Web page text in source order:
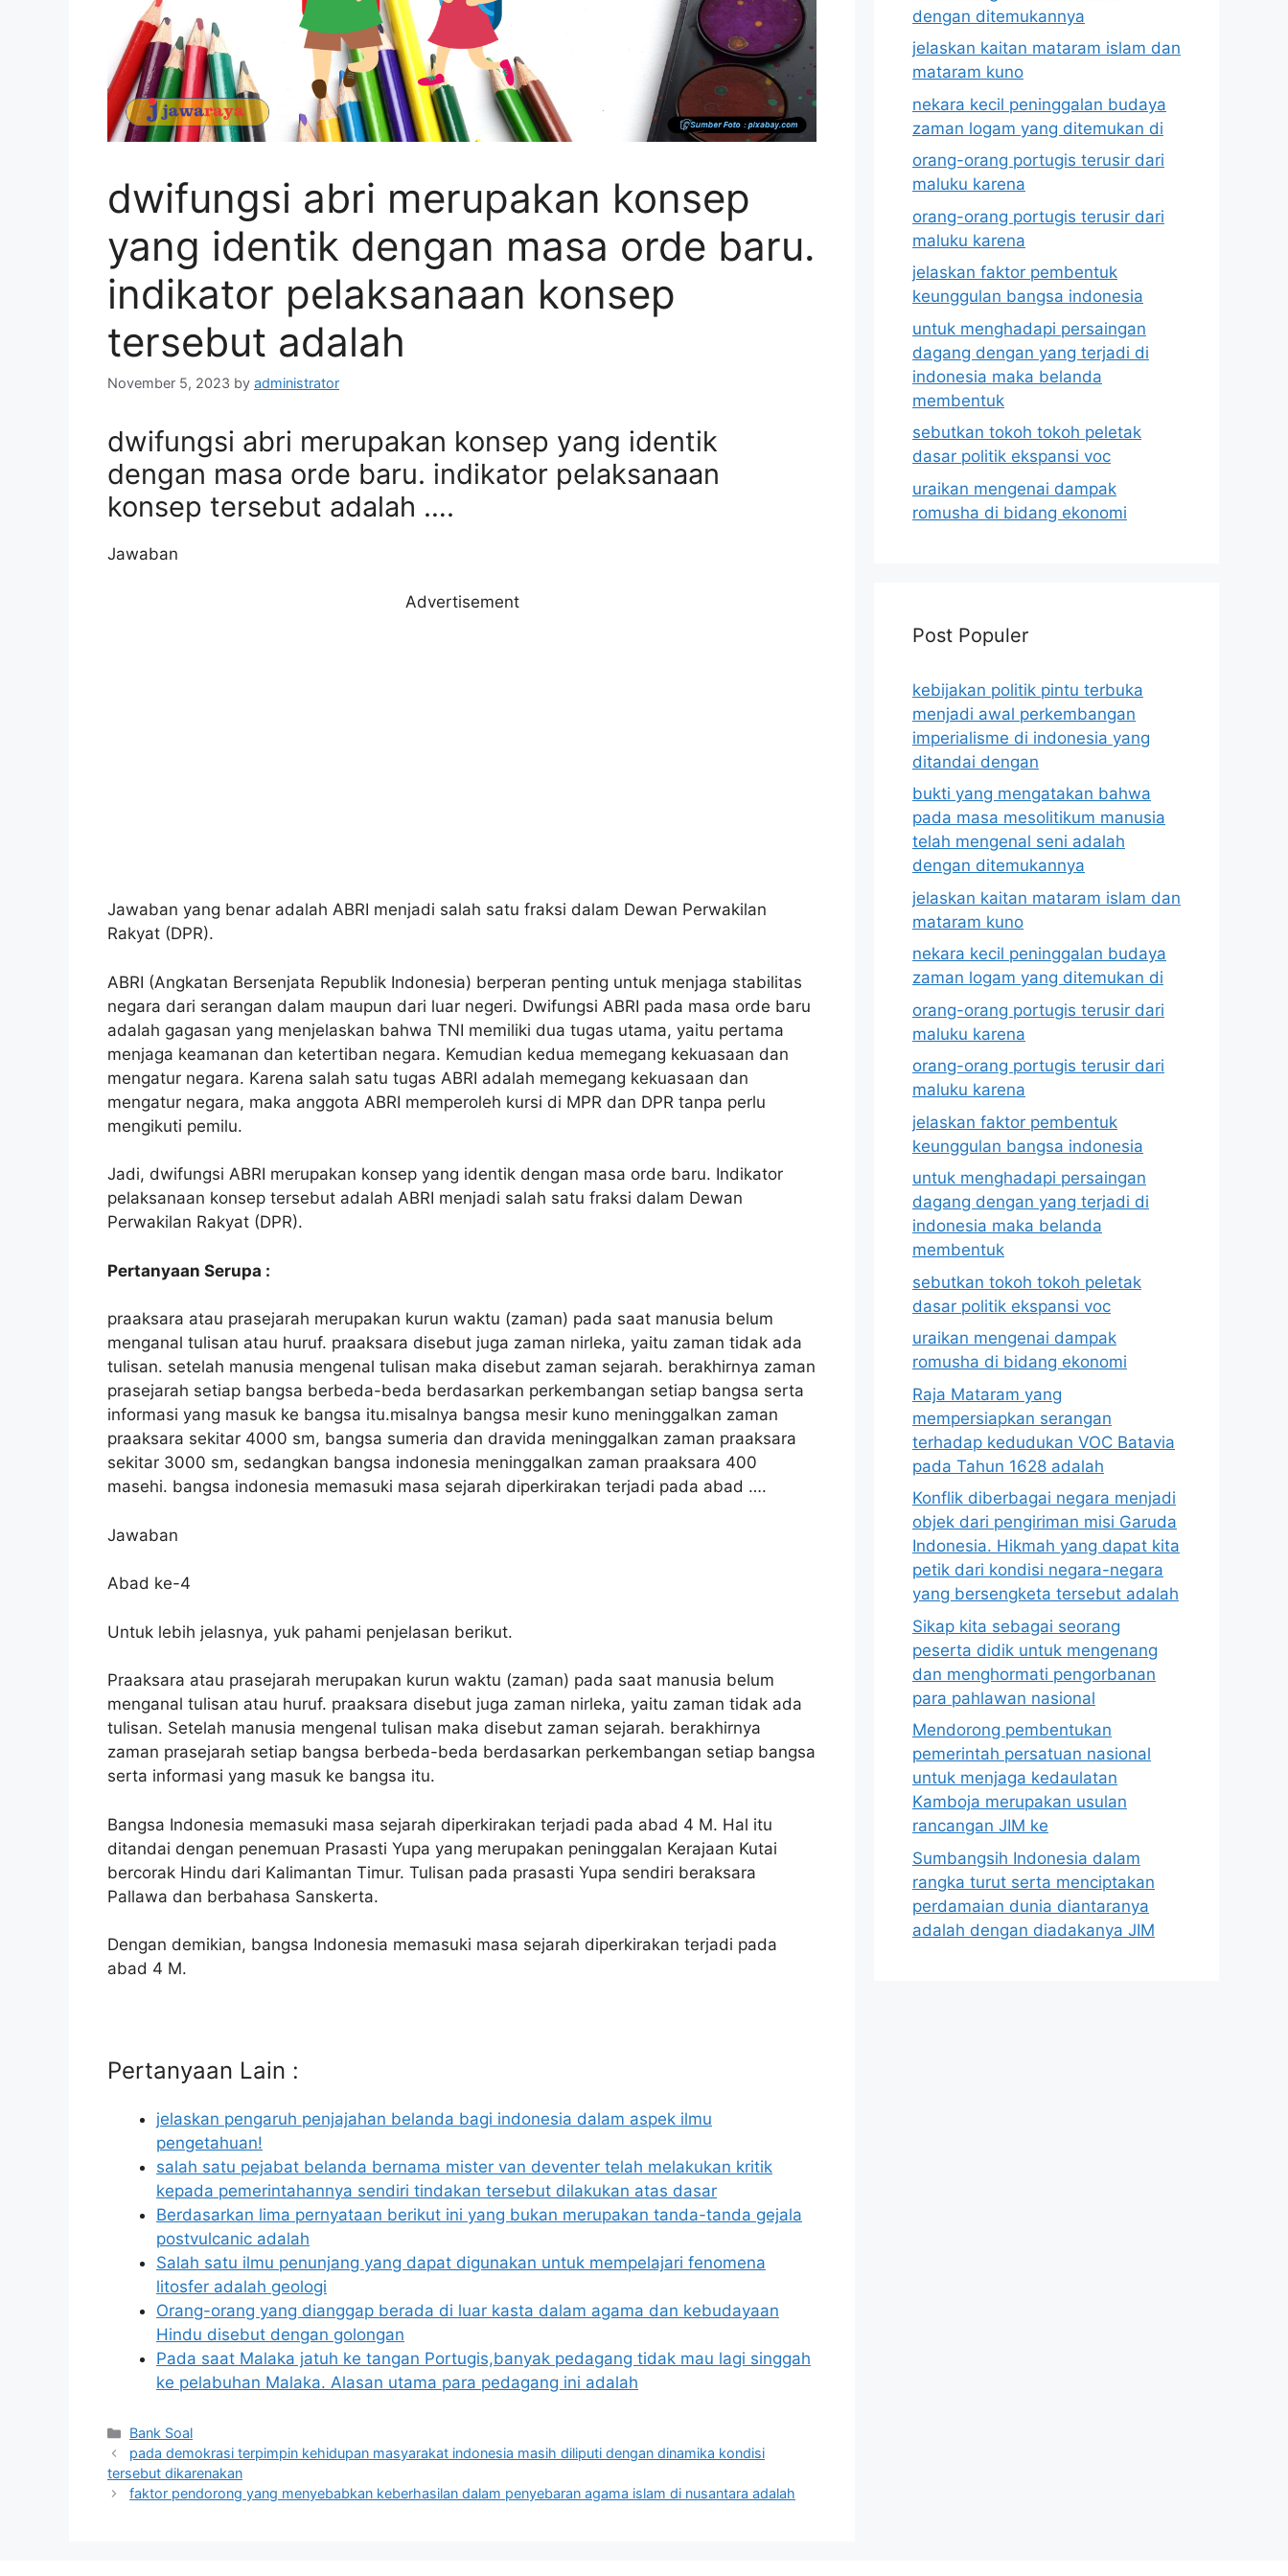
dwifungsi abri merupakan konsep
yang identik dengan masa orde baru.
indikator pelaksanaan konsep
tersebut adalah
November 5, 2023 by administrator
dwifungsi abri merupakan konsep yang identik
dengan masa orde baru. indikator pelaksanaan
konsep tersebut adalah ….
Jawaban
Advertisement
Jawaban yang benar adalah ABRI menjadi salah satu fraksi dalam Dewan Perwakilan
Rakyat (DPR).
ABRI (Angkatan Bersenjata Republik Indonesia) berperan penting untuk menjaga stabilitas
negara dari serangan dalam maupun dari luar negeri. Dwifungsi ABRI pada masa orde baru
adalah gagasan yang menjelaskan bahwa TNI memiliki dua tugas utama, yaitu pertama
menjaga keamanan dan ketertiban negara. Kemudian kedua memegang kekuasaan dan
mengatur negara. Karena salah satu tugas ABRI adalah memegang kekuasaan dan
mengatur negara, maka anggota ABRI memperoleh kursi di MPR dan DPR tanpa perlu
mengikuti pemilu.
Jadi, dwifungsi ABRI merupakan konsep yang identik dengan masa orde baru. Indikator
pelaksanaan konsep tersebut adalah ABRI menjadi salah satu fraksi dalam Dewan
Perwakilan Rakyat (DPR).
Pertanyaan Serupa :
praaksara atau prasejarah merupakan kurun waktu (zaman) pada saat manusia belum
menganal tulisan atau huruf. praaksara disebut juga zaman nirleka, yaitu zaman tidak ada
tulisan. setelah manusia mengenal tulisan maka disebut zaman sejarah. berakhirnya zaman
prasejarah setiap bangsa berbeda-beda berdasarkan perkembangan setiap bangsa serta
informasi yang masuk ke bangsa itu.misalnya bangsa mesir kuno meninggalkan zaman
praaksara sekitar 4000 sm, bangsa sumeria dan dravida meninggalkan zaman praaksara
sekitar 3000 sm, sedangkan bangsa indonesia meninggalkan zaman praaksara 400
masehi. bangsa indonesia memasuki masa sejarah diperkirakan terjadi pada abad ….
Jawaban
Abad ke-4
Untuk lebih jelasnya, yuk pahami penjelasan berikut.
Praaksara atau prasejarah merupakan kurun waktu (zaman) pada saat manusia belum
menganal tulisan atau huruf. praaksara disebut juga zaman nirleka, yaitu zaman tidak ada
tulisan. Setelah manusia mengenal tulisan maka disebut zaman sejarah. berakhirnya
zaman prasejarah setiap bangsa berbeda-beda berdasarkan perkembangan setiap bangsa
serta informasi yang masuk ke bangsa itu.
Bangsa Indonesia memasuki masa sejarah diperkirakan terjadi pada abad 4 M. Hal itu
ditandai dengan penemuan Prasasti Yupa yang merupakan peninggalan Kerajaan Kutai
bercorak Hindu dari Kalimantan Timur. Tulisan pada prasasti Yupa sendiri beraksara
Pallawa dan berbahasa Sanskerta.
Dengan demikian, bangsa Indonesia memasuki masa sejarah diperkirakan terjadi pada
abad 4 M.
Pertanyaan Lain :
jelaskan pengaruh penjajahan belanda bagi indonesia dalam aspek ilmu
pengetahuan!
salah satu pejabat belanda bernama mister van deventer telah melakukan kritik
kepada pemerintahannya sendiri tindakan tersebut dilakukan atas dasar
Berdasarkan lima pernyataan berikut ini yang bukan merupakan tanda-tanda gejala
postvulcanic adalah
Salah satu ilmu penunjang yang dapat digunakan untuk mempelajari fenomena
litosfer adalah geologi
Orang-orang yang dianggap berada di luar kasta dalam agama dan kebudayaan
Hindu disebut dengan golongan
Pada saat Malaka jatuh ke tangan Portugis,banyak pedagang tidak mau lagi singgah
ke pelabuhan Malaka. Alasan utama para pedagang ini adalah
Categories
Bank Soal
pada demokrasi terpimpin kehidupan masyarakat indonesia masih diliputi dengan dinamika kondisi
tersebut dikarenakan
faktor pendorong yang menyebabkan keberhasilan dalam penyebaran agama islam di nusantara adalah
dengan ditemukannya
jelaskan kaitan mataram islam dan
mataram kuno
nekara kecil peninggalan budaya
zaman logam yang ditemukan di
orang-orang portugis terusir dari
maluku karena
orang-orang portugis terusir dari
maluku karena
jelaskan faktor pembentuk
keunggulan bangsa indonesia
untuk menghadapi persaingan
dagang dengan yang terjadi di
indonesia maka belanda
membentuk
sebutkan tokoh tokoh peletak
dasar politik ekspansi voc
uraikan mengenai dampak
romusha di bidang ekonomi
Post Populer
kebijakan politik pintu terbuka
menjadi awal perkembangan
imperialisme di indonesia yang
ditandai dengan
bukti yang mengatakan bahwa
pada masa mesolitikum manusia
telah mengenal seni adalah
dengan ditemukannya
jelaskan kaitan mataram islam dan
mataram kuno
nekara kecil peninggalan budaya
zaman logam yang ditemukan di
orang-orang portugis terusir dari
maluku karena
orang-orang portugis terusir dari
maluku karena
jelaskan faktor pembentuk
keunggulan bangsa indonesia
untuk menghadapi persaingan
dagang dengan yang terjadi di
indonesia maka belanda
membentuk
sebutkan tokoh tokoh peletak
dasar politik ekspansi voc
uraikan mengenai dampak
romusha di bidang ekonomi
Raja Mataram yang
mempersiapkan serangan
terhadap kedudukan VOC Batavia
pada Tahun 1628 adalah
Konflik diberbagai negara menjadi
objek dari pengiriman misi Garuda
Indonesia. Hikmah yang dapat kita
petik dari kondisi negara-negara
yang bersengketa tersebut adalah
Sikap kita sebagai seorang
peserta didik untuk mengenang
dan menghormati pengorbanan
para pahlawan nasional
Mendorong pembentukan
pemerintah persatuan nasional
untuk menjaga kedaulatan
Kamboja merupakan usulan
rancangan JIM ke
Sumbangsih Indonesia dalam
rangka turut serta menciptakan
perdamaian dunia diantaranya
adalah dengan diadakanya JIM